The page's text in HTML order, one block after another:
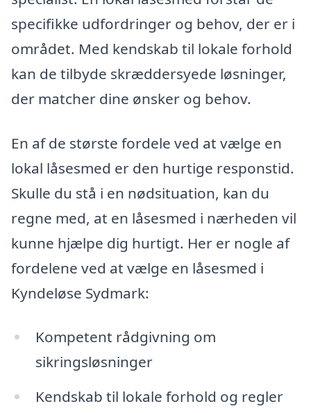
specifikke udfordringer og behov, der er i
området. Med kendskab til lokale forhold
kan de tilbyde skræddersyede løsninger,
der matcher dine ønsker og behov.
En af de største fordele ved at vælge en
lokal låsesmed er den hurtige responstid.
Skulle du stå i en nødsituation, kan du
regne med, at en låsesmed i nærheden vil
kunne hjælpe dig hurtigt. Her er nogle af
fordelene ved at vælge en låsesmed i
Kyndeløse Sydmark:
Kompetent rådgivning om
sikringsløsninger
Kendskab til lokale forhold og regler